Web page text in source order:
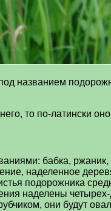
названием
то по-латински
бабка,
наделенное
подорожника
наделены
они будут